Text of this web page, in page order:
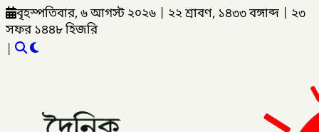
বৃহস্পতিবার, ৬ আগস্ট ২০২৬ ২২ শ্রাবণ, ১৪৩৩ বঙ্গাব্দ
২৩
সফর ১৪৪৮ হিজরি
|